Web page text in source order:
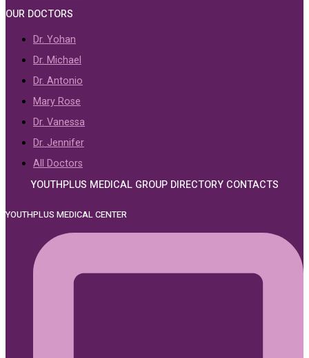
OUR DOCTORS
Dr. Yohan
Dr. Michael
Dr. Antonio
Mary Rose
Dr. Vanessa
Dr. Jennifer
All Doctors
YOUTHPLUS MEDICAL GROUP DIRECTORY CONTACTS
YOUTHPLUS MEDICAL CENTER